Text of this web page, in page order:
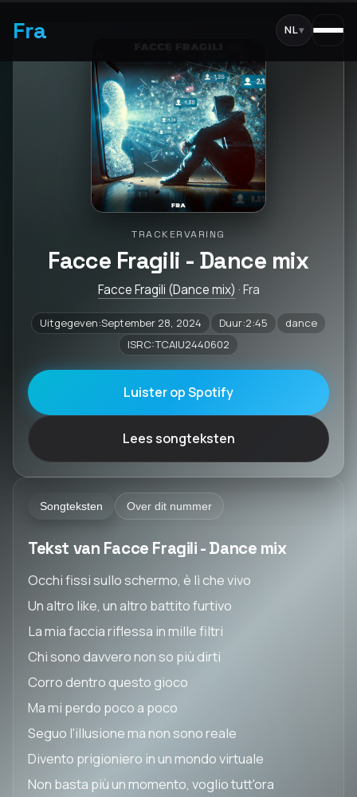
Fra NL▾
TRACKERVARING
Facce Fragili - Dance mix
Facce Fragili (Dance mix) · Fra
Uitgegeven:September 28, 2024 Duur:2:45
dance
ISRC:TCAIU2440602
Luister op Spotify
Lees songteksten
Songteksten Over dit nummer
Tekst van Facce Fragili - Dance mix
Occhi fissi sullo schermo, è lì che vivo
Un altro like, un altro battito furtivo
La mia faccia riflessa in mille filtri
Chi sono davvero non so più dirti
Corro dentro questo gioco
Ma mi perdo poco a poco
Seguo l'illusione ma non sono reale
Divento prigioniero in un mondo virtuale
Non basta più un momento, voglio tutt'ora